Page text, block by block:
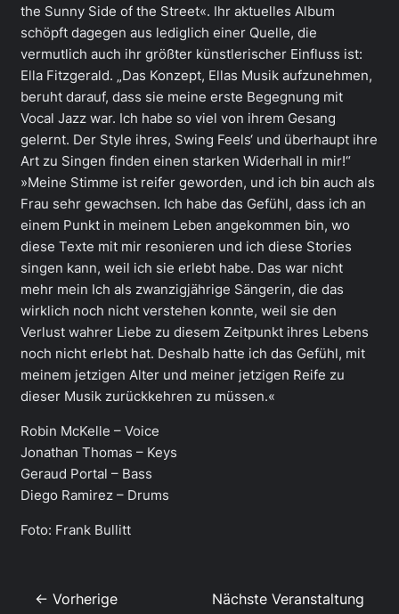
the Sunny Side of the Street«. Ihr aktuelles Album
schöpft dagegen aus lediglich einer Quelle, die
vermutlich auch ihr größter künstlerischer Einfluss ist:
Ella Fitzgerald. „Das Konzept, Ellas Musik aufzunehmen,
beruht darauf, dass sie meine erste Begegnung mit
Vocal Jazz war. Ich habe so viel von ihrem Gesang
gelernt. Der Style ihres, Swing Feels‘ und überhaupt ihre
Art zu Singen finden einen starken Widerhall in mir!“
»Meine Stimme ist reifer geworden, und ich bin auch als
Frau sehr gewachsen. Ich habe das Gefühl, dass ich an
einem Punkt in meinem Leben angekommen bin, wo
diese Texte mit mir resonieren und ich diese Stories
singen kann, weil ich sie erlebt habe. Das war nicht
mehr mein Ich als zwanzigjährige Sängerin, die das
wirklich noch nicht verstehen konnte, weil sie den
Verlust wahrer Liebe zu diesem Zeitpunkt ihres Lebens
noch nicht erlebt hat. Deshalb hatte ich das Gefühl, mit
meinem jetzigen Alter und meiner jetzigen Reife zu
dieser Musik zurückkehren zu müssen.«
Robin McKelle – Voice
Jonathan Thomas – Keys
Geraud Portal – Bass
Diego Ramirez – Drums
Foto: Frank Bullitt
← Vorherige Nächste Veranstaltung